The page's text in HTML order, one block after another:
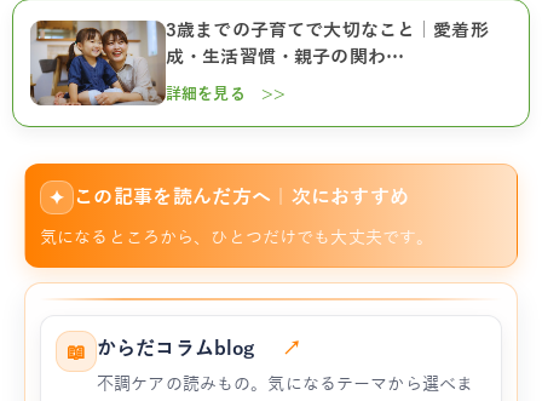
3歳までの子育てで大切なこと｜愛着形
成・生活習慣・親子の関わ…
詳細を見る >>
✦ この記事を読んだ方へ｜次におすすめ
気になるところから、ひとつだけでも大丈夫です。
📖 からだコラムblog ↗
不調ケアの読みもの。気になるテーマから選べま